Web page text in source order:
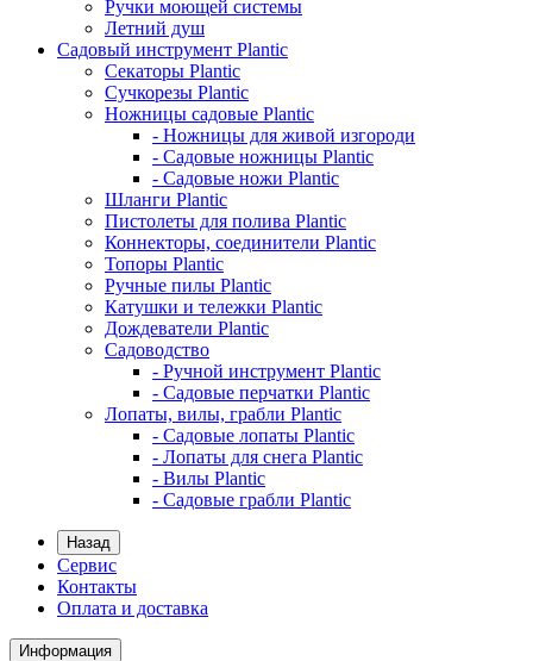
Ручки моющей системы
Летний душ
Садовый инструмент Plantic
Секаторы Plantic
Сучкорезы Plantic
Ножницы садовые Plantic
- Ножницы для живой изгороди
- Садовые ножницы Plantic
- Садовые ножи Plantic
Шланги Plantic
Пистолеты для полива Plantic
Коннекторы, соединители Plantic
Топоры Plantic
Ручные пилы Plantic
Катушки и тележки Plantic
Дождеватели Plantic
Садоводство
- Ручной инструмент Plantic
- Садовые перчатки Plantic
Лопаты, вилы, грабли Plantic
- Садовые лопаты Plantic
- Лопаты для снега Plantic
- Вилы Plantic
- Садовые грабли Plantic
Назад
Сервис
Контакты
Оплата и доставка
Информация